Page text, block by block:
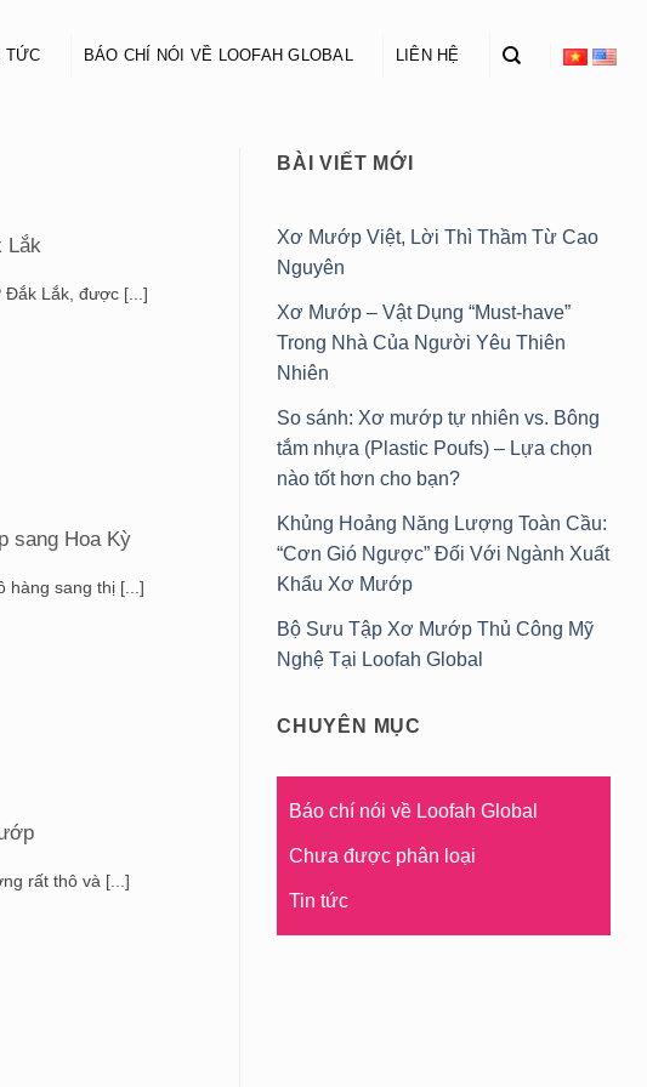
TỨC BÁO CHÍ NÓI VỀ LOOFAH GLOBAL LIÊN HỆ
Lắk
Đắk Lắk, được [...]
sang Hoa Kỳ
hàng sang thị [...]
rất thô và [...]
BÀI VIẾT MỚI
Xơ Mướp Việt, Lời Thì Thầm Từ Cao
Nguyên
Xơ Mướp – Vật Dụng “Must-have”
Trong Nhà Của Người Yêu Thiên
Nhiên
So sánh: Xơ mướp tự nhiên vs. Bông
tắm nhựa (Plastic Poufs) – Lựa chọn
nào tốt hơn cho bạn?
Khủng Hoảng Năng Lượng Toàn Cầu:
“Cơn Gió Ngược” Đối Với Ngành Xuất
Khẩu Xơ Mướp
Bộ Sưu Tập Xơ Mướp Thủ Công Mỹ
Nghệ Tại Loofah Global
CHUYÊN MỤC
Báo chí nói về Loofah Global
Chưa được phân loại
Tin tức